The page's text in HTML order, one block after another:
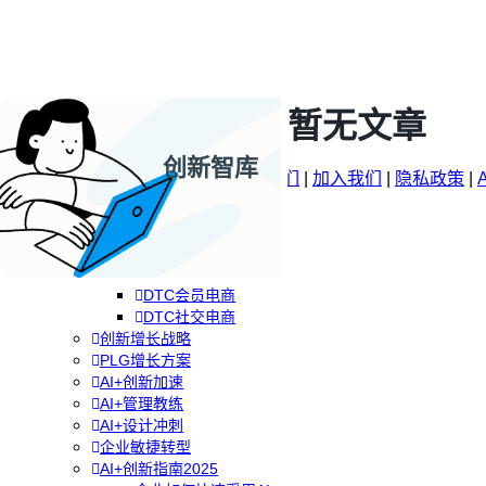
企业AI+创新
AI+创新战略
品牌DTC方案
RGM增长方案
DTC会员电商
DTC社交电商
创新增长战略
PLG增长方案
AI+创新加速
AI+管理教练
AI+设计冲刺
企业敏捷转型
AI+创新指南2025
创新智库
专题 分类 专栏
暂无文章
© 2009-2026 |关于Runwise|联系我们 加入我们 隐私政策